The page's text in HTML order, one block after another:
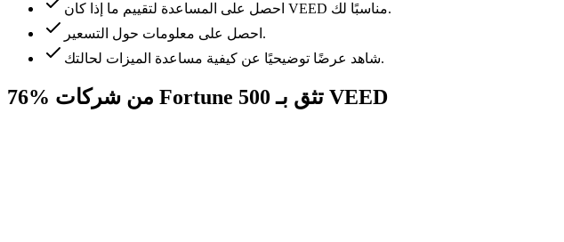
احصل على المساعدة لتقييم ما إذا كان VEED مناسبًا لك.
احصل على معلومات حول التسعير.
شاهد عرضًا توضيحيًا عن كيفية مساعدة الميزات لحالتك.
76% من شركات Fortune 500 تثق بـ VEED